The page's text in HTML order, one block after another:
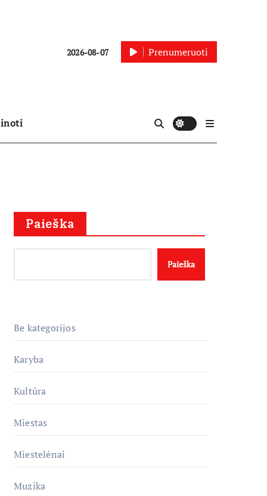
2026-08-07 Prenumeruoti
Paieška
Paieška
Be kategorijos
Karyba
Kultūra
Miestas
Miestelėnai
Muzika